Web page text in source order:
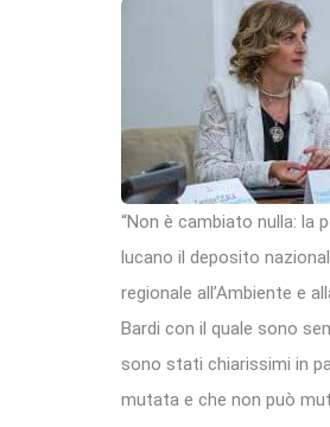
“Non è cambiato nulla: la
lucano il deposito
regionale all’Ambiente e
Bardi con il quale sono
sono stati chiarissimi in
mutata e che non può